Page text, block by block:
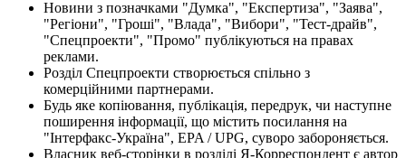
Новини з позначками "Думка", "Експертиза", "Заява",
"Регіони", "Гроші", "Влада", "Вибори", "Тест-драйв",
"Спецпроекти", "Промо" публікуються на правах
реклами.
Розділ Спецпроекти створюється спільно з
комерційними партнерами.
Будь яке копіювання, публікація, передрук, чи наступне
поширення інформації, що містить посилання на
"Інтерфакс-Україна", EPA / UPG, суворо забороняється.
Власник веб-сторінки в розділі Я-Корреспондент є автор